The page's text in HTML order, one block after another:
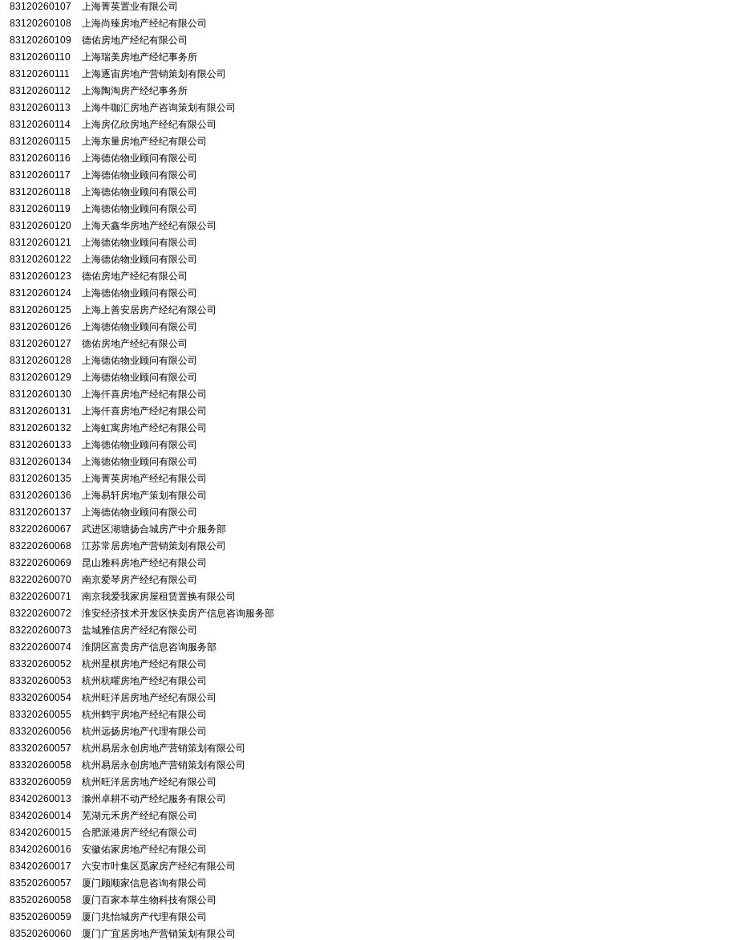
83120260107
上海菁英置业有限公司
83120260108
上海尚臻房地产经纪有限公司
83120260109
德佑房地产经纪有限公司
83120260110
上海瑞美房地产经纪事务所
83120260111
上海逐宙房地产营销策划有限公司
83120260112
上海陶淘房产经纪事务所
83120260113
上海牛咖汇房地产咨询策划有限公司
83120260114
上海房亿欣房地产经纪有限公司
83120260115
上海东量房地产经纪有限公司
83120260116
上海德佑物业顾问有限公司
83120260117
上海德佑物业顾问有限公司
83120260118
上海德佑物业顾问有限公司
83120260119
上海德佑物业顾问有限公司
83120260120
上海天鑫华房地产经纪有限公司
83120260121
上海德佑物业顾问有限公司
83120260122
上海德佑物业顾问有限公司
83120260123
德佑房地产经纪有限公司
83120260124
上海德佑物业顾问有限公司
83120260125
上海上善安居房产经纪有限公司
83120260126
上海德佑物业顾问有限公司
83120260127
德佑房地产经纪有限公司
83120260128
上海德佑物业顾问有限公司
83120260129
上海德佑物业顾问有限公司
83120260130
上海仟喜房地产经纪有限公司
83120260131
上海仟喜房地产经纪有限公司
83120260132
上海虹寓房地产经纪有限公司
83120260133
上海德佑物业顾问有限公司
83120260134
上海德佑物业顾问有限公司
83120260135
上海菁英房地产经纪有限公司
83120260136
上海易轩房地产策划有限公司
83120260137
上海德佑物业顾问有限公司
83220260067
武进区湖塘扬合城房产中介服务部
83220260068
江苏常居房地产营销策划有限公司
83220260069
昆山雅科房地产经纪有限公司
83220260070
南京爱琴房产经纪有限公司
83220260071
南京我爱我家房屋租赁置换有限公司
83220260072
淮安经济技术开发区快卖房产信息咨询服务部
83220260073
盐城雅信房产经纪有限公司
83220260074
淮阴区富贵房产信息咨询服务部
83320260052
杭州星棋房地产经纪有限公司
83320260053
杭州杭曜房地产经纪有限公司
83320260054
杭州旺洋居房地产经纪有限公司
83320260055
杭州鹤宇房地产经纪有限公司
83320260056
杭州远扬房地产代理有限公司
83320260057
杭州易居永创房地产营销策划有限公司
83320260058
杭州易居永创房地产营销策划有限公司
83320260059
杭州旺洋居房地产经纪有限公司
83420260013
滁州卓耕不动产经纪服务有限公司
83420260014
芜湖元禾房产经纪有限公司
83420260015
合肥派港房产经纪有限公司
83420260016
安徽佑家房地产经纪有限公司
83420260017
六安市叶集区觅家房产经纪有限公司
83520260057
厦门顾顺家信息咨询有限公司
83520260058
厦门百家本草生物科技有限公司
83520260059
厦门兆怡城房产代理有限公司
83520260060
厦门广宜居房地产营销策划有限公司